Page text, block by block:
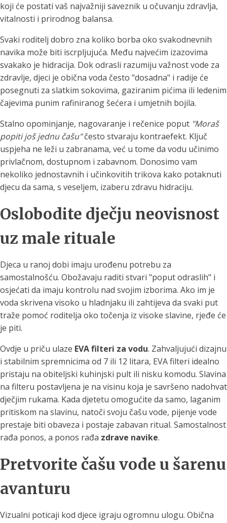
koji će postati vaš najvažniji saveznik u očuvanju zdravlja,
vitalnosti i prirodnog balansa.
Svaki roditelj dobro zna koliko borba oko svakodnevnih
navika može biti iscrpljujuća. Među najvećim izazovima
svakako je hidracija. Dok odrasli razumiju važnost vode za
zdravlje, djeci je obična voda često "dosadna" i radije će
posegnuti za slatkim sokovima, gaziranim pićima ili ledenim
čajevima punim rafiniranog šećera i umjetnih bojila.
Stalno opominjanje, nagovaranje i rečenice poput "Moraš
popiti još jednu čašu"često stvaraju kontraefekt. Ključ
uspjeha ne leži u zabranama, već u tome da vodu učinimo
privlačnom, dostupnom i zabavnom. Donosimo vam
nekoliko jednostavnih i učinkovitih trikova kako potaknuti
djecu da sama, s veseljem, izaberu zdravu hidraciju.
Oslobodite dječju neovisnost
uz male rituale
Djeca u ranoj dobi imaju urođenu potrebu za
samostalnošću. Obožavaju raditi stvari "poput odraslih" i
osjećati da imaju kontrolu nad svojim izborima. Ako im je
voda skrivena visoko u hladnjaku ili zahtijeva da svaki put
traže pomoć roditelja oko točenja iz visoke slavine, rjeđe će
je piti.
Ovdje u priču ulaze EVA filteri za vodu. Zahvaljujući dizajnu
i stabilnim spremnicima od 7 ili 12 litara, EVA filteri idealno
pristaju na obiteljski kuhinjski pult ili nisku komodu. Slavina
na filteru postavljena je na visinu koja je savršeno nadohvat
dječjim rukama. Kada djetetu omogućite da samo, laganim
pritiskom na slavinu, natoči svoju čašu vode, pijenje vode
prestaje biti obaveza i postaje zabavan ritual. Samostalnost
rađa ponos, a ponos rađa zdrave navike.
Pretvorite čašu vode u šarenu
avanturu
Vizualni poticaji kod djece igraju ogromnu ulogu. Obična